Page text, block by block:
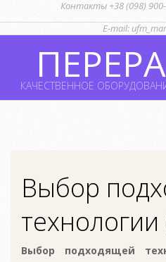
Контакты +38 (098)
E-mail:
КАЧЕСТВЕННОЕ
Выбор
технологии
Выбор подходящей